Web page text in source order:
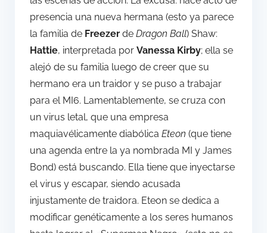
presencia una nueva hermana (esto ya parece
la familia de Freezer de Dragon Ball) Shaw:
Hattie, interpretada por Vanessa Kirby; ella se
alejó de su familia luego de creer que su
hermano era un traidor y se puso a trabajar
para el MI6. Lamentablemente, se cruza con
un virus letal, que una empresa
maquiavélicamente diabólica Eteon (que tiene
una agenda entre la ya nombrada MI y James
Bond) está buscando. Ella tiene que inyectarse
el virus y escapar, siendo acusada
injustamente de traidora. Eteon se dedica a
modificar genéticamente a los seres humanos